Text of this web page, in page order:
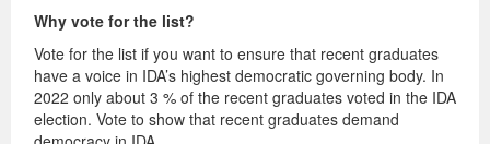
Why vote for the list?
Vote for the list if you want to ensure that recent graduates
have a voice in IDA’s highest democratic governing body. In
2022 only about 3 % of the recent graduates voted in the IDA
election. Vote to show that recent graduates demand